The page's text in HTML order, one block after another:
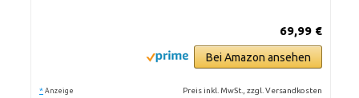
69,99 €
Bei Amazon ansehen
* Anzeige Preis inkl. MwSt., zzgl. Versandkosten